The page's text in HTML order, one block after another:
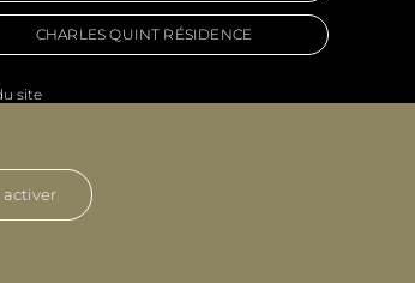
CHARLES QUINT RÉSIDENCE
site
2021
activer